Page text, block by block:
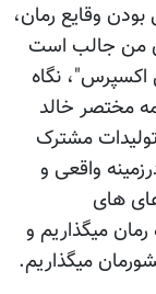
وقایع رمان،
من جالب است
اکسپرس"، نگاه
مختصر خالد
مشترک
واقعی و
های
میگذاریم و
میگذاریم.